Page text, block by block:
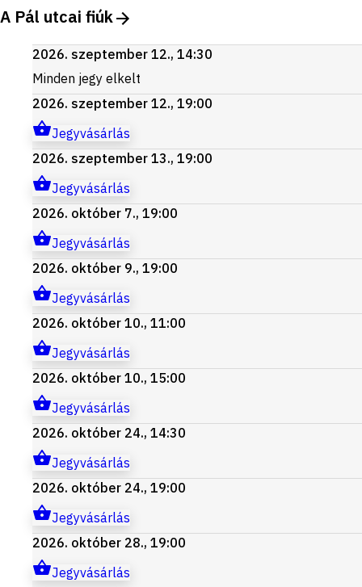
A Pál utcai fiúk
2026. szeptember 12., 14:30
Minden jegy elkelt
2026. szeptember 12., 19:00
Jegyvásárlás
2026. szeptember 13., 19:00
Jegyvásárlás
2026. október 7., 19:00
Jegyvásárlás
2026. október 9., 19:00
Jegyvásárlás
2026. október 10., 11:00
Jegyvásárlás
2026. október 10., 15:00
Jegyvásárlás
2026. október 24., 14:30
Jegyvásárlás
2026. október 24., 19:00
Jegyvásárlás
2026. október 28., 19:00
Jegyvásárlás